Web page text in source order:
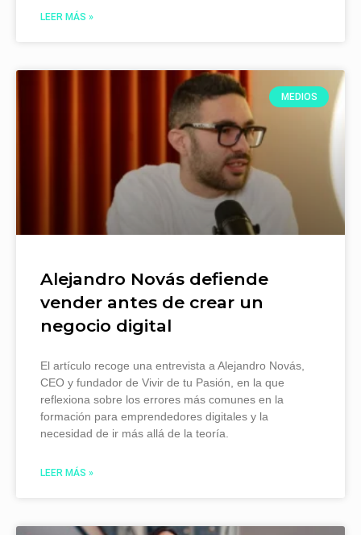
LEER MÁS »
MEDIOS
Alejandro Novás defiende
vender antes de crear un
negocio digital
El artículo recoge una entrevista a Alejandro Novás,
CEO y fundador de Vivir de tu Pasión, en la que
reflexiona sobre los errores más comunes en la
formación para emprendedores digitales y la
necesidad de ir más allá de la teoría.
LEER MÁS »